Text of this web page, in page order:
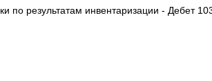
по результатам инвентаризации - Дебет